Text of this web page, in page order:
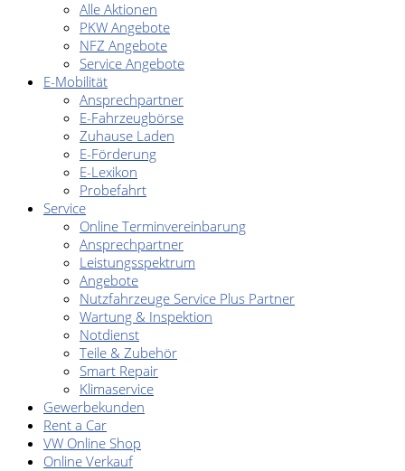
Alle Aktionen
PKW Angebote
NFZ Angebote
Service Angebote
E-Mobilität
Ansprechpartner
E-Fahrzeugbörse
Zuhause Laden
E-Förderung
E-Lexikon
Probefahrt
Service
Online Terminvereinbarung
Ansprechpartner
Leistungsspektrum
Angebote
Nutzfahrzeuge Service Plus Partner
Wartung & Inspektion
Notdienst
Teile & Zubehör
Smart Repair
Klimaservice
Gewerbekunden
Rent a Car
VW Online Shop
Online Verkauf